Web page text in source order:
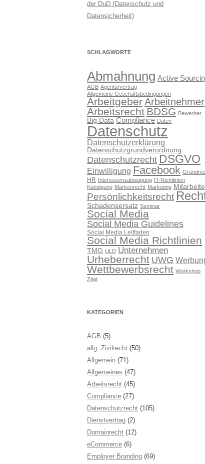
der DuD (Datenschutz und
Datensicherheit)
SCHLAGWORTE
Abmahnung Active
AGB Agenturvertrag
Allgemeine Geschäftsbedingungen
ArbeitgeberArbeitnehmer
Arbeitsrecht BDSG Bewerber
Big Data Compliance Daten
Datenschutz
Datenschutzerklärung
Datenschutzgrundverordnung
Datenschutzrecht DSGVO
Einwilligung Facebook
HR Interessensabwägung IT-Richtlinien
Kündigung Markenrecht Marketing
Persönlichkeitsrecht
Schadensersatz Seminar
Social Media
Social Media Guidelines
Social Media Leitfaden
Social Media Richtlinien
TMG ULD Unternehmen
Urheberrecht UWG
Wettbewerbsrecht Workshop
Zitat
KATEGORIEN
AGB (5)
allg. Zivilrecht (50)
Allgemein (71)
Allgemeines (47)
Arbeitsrecht (45)
Compliance (27)
Datenschutzrecht (105)
Dienstvertrag (2)
Domainrecht (12)
eCommerce (6)
Employer Branding (69)